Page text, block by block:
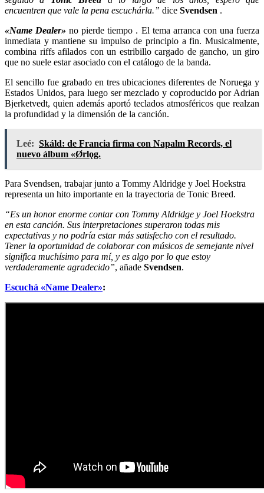
encuentren que vale la pena escuchárla.” dice Svendsen .
«Name Dealer» no pierde tiempo . El tema arranca con una fuerza
inmediata y mantiene su impulso de principio a fin. Musicalmente,
combina riffs afilados con un estribillo cargado de gancho, un giro
que no suele estar asociado con el catálogo de la banda.
El sencillo fue grabado en tres ubicaciones diferentes de Noruega y
Estados Unidos, para luego ser mezclado y coproducido por Adrian
Bjerketvedt, quien además aportó teclados atmosféricos que realzan
la profundidad y la dimensión de la canción.
Leé: Skáld: de Francia firma con Napalm Records, el
nuevo álbum «Ørlǫg.
Para Svendsen, trabajar junto a Tommy Aldridge y Joel Hoekstra
representa un hito importante en la trayectoria de Tonic Breed.
“Es un honor enorme contar con Tommy Aldridge y Joel Hoekstra
en esta canción. Sus interpretaciones superaron todas mis
expectativas y no podría estar más satisfecho con el resultado.
Tener la oportunidad de colaborar con músicos de semejante nivel
significa muchísimo para mí, y es algo por lo que estoy
verdaderamente agradecido”, añade Svendsen.
Escuchá «Name Dealer»: